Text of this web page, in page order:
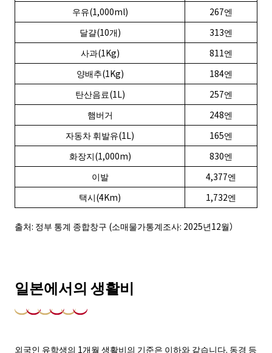
우유(1,000ml)
267엔
달걀(10개)
313엔
사과(1Kg)
811엔
양배추(1Kg)
184엔
탄산음료(1L)
257엔
햄버거
248엔
자동차 휘발유(1L)
165엔
화장지(1,000m)
830엔
이발
4,377엔
택시(4Km)
1,732엔
출처: 정부 통계 종합창구 (소매물가통계조사: 2025년12월）
일본에서의 생활비
외국인 유학생의 1개월 생활비의 기준은 이하와 같습니다. 동경 등